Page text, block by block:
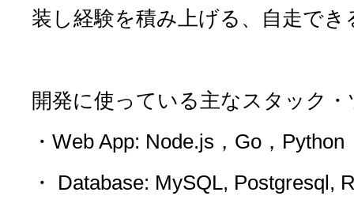
装し経験を積み上げる、自走で
開発に使っている主なスタック
・Web App: Node.js，Go，Python
・ Database: MySQL, Postgresql,